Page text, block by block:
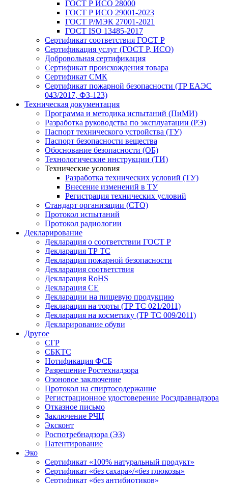
ГОСТ Р ИСО 28000
ГОСТ Р ИСО 29001-2023
ГОСТ Р/МЭК 27001-2021
ГОСТ ISO 13485-2017
Сертификат соответствия ГОСТ Р
Сертификация услуг (ГОСТ Р, ИСО)
Добровольная сертификация
Сертификат происхождения товара
Сертификат СМК
Сертификат пожарной безопасности (ТР ЕАЭС
043/2017, ФЗ-123)
Техническая документация
Программа и методика испытаний (ПиМИ)
Разработка руководства по эксплуатации (РЭ)
Паспорт технического устройства (ТУ)
Паспорт безопасности вещества
Обоснование безопасности (ОБ)
Технологические инструкции (ТИ)
Технические условия
Разработка технических условий (ТУ)
Внесение изменений в ТУ
Регистрация технических условий
Стандарт организации (СТО)
Протокол испытаний
Протокол радиологии
Декларирование
Декларация о соответствии ГОСТ Р
Декларация ТР ТС
Декларация пожарной безопасности
Декларация соответствия
Декларация RoHS
Декларация СЕ
Декларации на пищевую продукцию
Декларация на торты (ТР ТС 021/2011)
Декларация на косметику (ТР ТС 009/2011)
Декларирование обуви
Другое
СГР
СБКТС
Нотификация ФСБ
Разрешение Ростехнадзора
Озоновое заключение
Протокол на спиртосодержание
Регистрационное удостоверение Росздравнадзора
Отказное письмо
Заключение РЧЦ
Эксконт
Роспотребнадзора (ЭЗ)
Патентирование
Эко
Сертификат «100% натуральный продукт»
Сертификат «без сахара»/«без глюкозы»
Сертификат «без антибиотиков»